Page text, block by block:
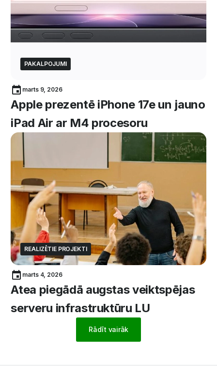
PAKALPOJUMI
marts 9, 2026
Apple prezentē iPhone 17e un jauno
iPad Air ar M4 procesoru
REALIZĒTIE PROJEKTI
marts 4, 2026
Atea piegādā augstas veiktspējas
serveru infrastruktūru LU
Rādīt vairāk